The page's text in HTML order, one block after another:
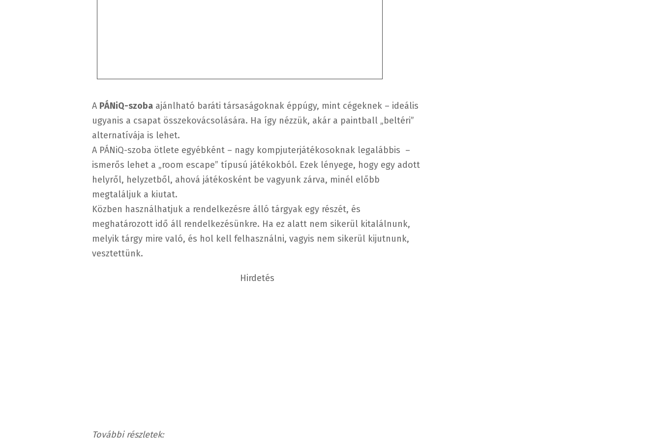
A PÁNiQ-szoba ajánlható baráti társaságoknak éppúgy, mint cégeknek – ideális
ugyanis a csapat összekovácsolására. Ha így nézzük, akár a paintball „beltéri”
alternatívája is lehet.
A PÁNiQ-szoba ötlete egyébként – nagy kompjuterjátékosoknak legalábbis –
ismerős lehet a „room escape” típusú játékokból. Ezek lényege, hogy egy adott
helyről, helyzetből, ahová játékosként be vagyunk zárva, minél előbb
megtaláljuk a kiutat.
Közben használhatjuk a rendelkezésre álló tárgyak egy részét, és
meghatározott idő áll rendelkezésünkre. Ha ez alatt nem sikerül kitalálnunk,
melyik tárgy mire való, és hol kell felhasználni, vagyis nem sikerül kijutnunk,
vesztettünk.
Hirdetés
További részletek: